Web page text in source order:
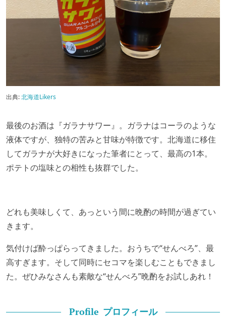
出典:北海道Likers
最後のお酒は『ガラナサワー』。ガラナはコーラのような
液体ですが、独特の苦みと甘味が特徴です。北海道に移住
してガラナが大好きになった筆者にとって、最高の1本。
ポテトの塩味との相性も抜群でした。
どれも美味しくて、あっという間に晩酌の時間が過ぎてい
きます。
気付けば酔っぱらってきました。おうちで“せんべろ”、最
高すぎます。そして同時にセコマを楽しむこともできまし
た。ぜひみなさんも素敵な“せんべろ”晩酌をお試しあれ！
Profile プロフィール